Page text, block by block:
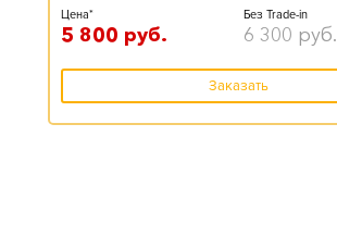
Цена*
5 800 руб.
Без Trade-in
6 300 руб.
Заказать